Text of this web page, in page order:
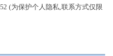
(为保护个人隐私,联系方式仅限